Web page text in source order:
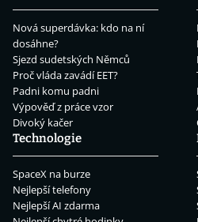
Nová superdávka: kdo na ní
dosáhne?
Sjezd sudetských Němců
Proč vláda zavádí EET?
Padni komu padni
Výpověď z práce vzor
Divoký kačer
Technologie
SpaceX na burze
Nejlepší telefony
Nejlepší AI zdarma